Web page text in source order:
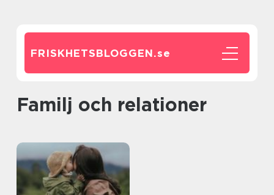
FRISKHETSBLOGGEN.se
Familj och relationer